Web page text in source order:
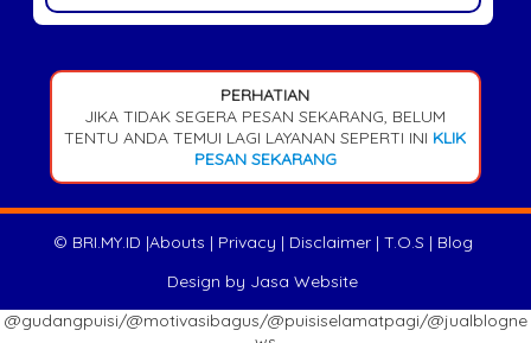
PERHATIAN
JIKA TIDAK SEGERA PESAN SEKARANG, BELUM
TENTU ANDA TEMUI LAGI LAYANAN SEPERTI INI KLIK
PESAN SEKARANG
© BRI.MY.ID |Abouts | Privacy | Disclaimer| T.O.S | Blog
Design by Jasa Website
@gudangpuisi/@motivasibagus/@puisiselamatpagi/@jualblogne